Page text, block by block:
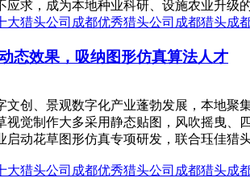
应求，成为本地种业科研、设施农业升级
大猎头公司 成都优秀猎头公司 成都猎头成
态效果，吸纳图形仿真算法人才
文创、景观数字化产业蓬勃发展，本地
视觉制作大多采用静态贴图，风吹摇曳
启动花草图形仿真专项研发，联合珏佳猎
大猎头公司 成都优秀猎头公司 成都猎头成